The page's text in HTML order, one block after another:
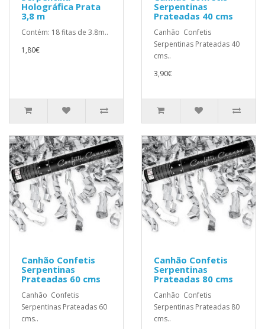
Holográfica Prata
3,8 m
Contém: 18 fitas de 3.8m..
1,80€
Serpentinas
Prateadas 40 cms
Canhão Confetis
Serpentinas Prateadas 40
cms..
3,90€
Canhão Confetis
Serpentinas
Prateadas 60 cms
Canhão Confetis
Serpentinas Prateadas 60
cms..
Canhão Confetis
Serpentinas
Prateadas 80 cms
Canhão Confetis
Serpentinas Prateadas 80
cms..